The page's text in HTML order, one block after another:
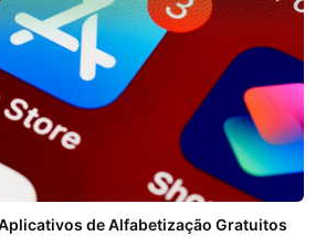
de Alfabetização Gratuitos